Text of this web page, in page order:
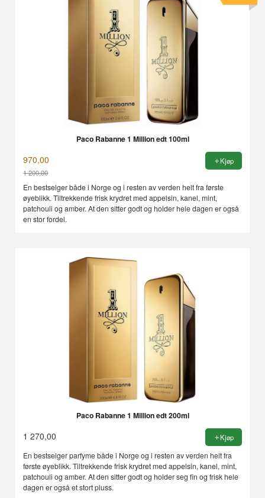
Paco Rabanne 1 Million edt 100ml
970,00
1 200,00
Rabatt
Kjøp
En bestselger både i Norge og i resten av verden helt fra første
øyeblikk. Tiltrekkende frisk krydret med appelsin, kanel, mint,
patchouli og amber. At den sitter godt og holder hele dagen er også
en stor fordel.
Paco Rabanne 1 Million edt 200ml
1 270,00 Kjøp
En bestselger parfyme både i Norge og i resten av verden helt fra
første øyeblikk. Tiltrekkende frisk krydret med appelsin, kanel, mint,
patchouli og amber. At den sitter godt og holder seg fin og frisk hele
dagen er også et stort pluss.